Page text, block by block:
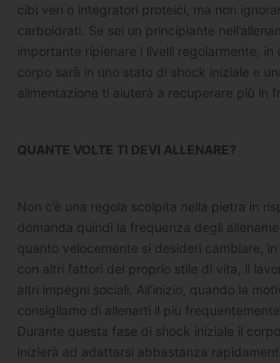
cibi veri o integratori proteici, ma non
carboidrati. Se sei un principiante
importante ripienare i livelli regolarmente, in
corpo sarà in uno stato di shock iniziale e
alimentazione ti aiuterà a recuperare più in
QUANTE VOLTE TI DEVI ALLENARE?
Non c’è una regola scolpita nella pietra in
domanda quindi la frequenza degli
quanto velocemente si desideri cambiare,
con altri fattori del proprio stile di vita, il
altri impegni sociali. All’inizio, quando la
consigliamo di allenarti il più frequentemente
Durante questa fase di shock iniziale il
inizierà ad adattarsi abbastanza